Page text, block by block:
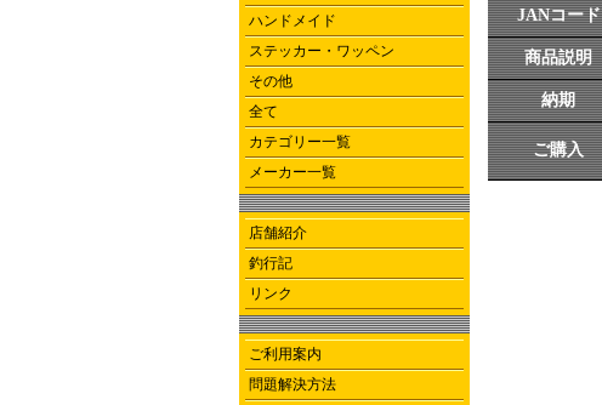
ハンドメイド
ステッカー・ワッペン
その他
全て
カテゴリー一覧
メーカー一覧
店舗紹介
釣行記
リンク
ご利用案内
問題解決方法
JANコード
商品説明
納期
ご購入